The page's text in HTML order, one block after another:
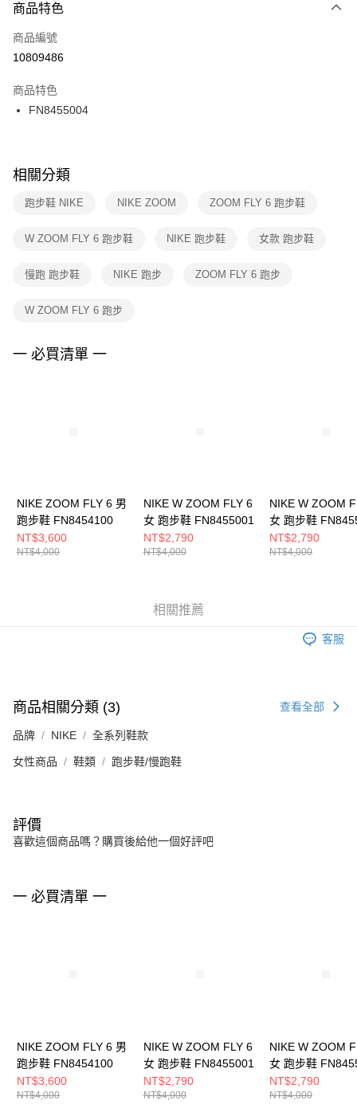
３．安心：先確認商品／服務後，再付款。
【「AFTEE先享後付」結帳流程】
１．於結帳方式選擇「AFTEE先享後付」後，將跳轉至「AFTEE先享後付」
２．訂單成立數日內，您將收到繳費通知簡訊。
３．收到繳費通知簡訊後14天內，點擊此簡訊中的連結，可透過四大超商／
ATM／網路銀行／等多元方式進行付款，方視為交易完成。
※ 交易是否成功請以「AFTEE先享後付 」之結帳頁面顯示為準，若有關於
是否繳費成功／繳費後需取消欲退款等相關疑問，請聯繫「AFTEE先享後付
客戶支援中心」
https://netprotections.freshdesk.com/support/home
１．透過由恩沛科技股份有限公司提供之「AFTEE先享後付」服務完成之交
權轉讓予恩沛科技股份有限公司。
３．未成年的使用者請事先徵得法定代理人或監護人之同意方可使用
４．使用「AFTEE先享後付」時，將依據個別帳號之用戶狀況，依本公司即
每筆NT$100，滿NT$1,500(含以上)免運費
宅配
每筆NT$100，滿NT$1,500(含以上)免運費
商品特色
商品編號
10809486
商品特色
FN8455004
相關分類
跑步鞋 NIKE NIKE ZOOM ZOOM FLY 6 跑步鞋
W ZOOM FLY 6 跑步鞋 NIKE 跑步鞋 女款 跑步鞋
慢跑 跑步鞋 NIKE 跑步 ZOOM FLY 6 跑步
W ZOOM FLY 6 跑步
一 必買清單 一
NIKE ZOOM FLY 6 男
跑步鞋 FN8454100
NT$3,600
NT$4,000
NIKE W ZOOM FLY 6
女 跑步鞋 FN8455001
NT$2,790
NT$4,000
NIKE W ZOOM
女 跑步鞋
NT$2,790
NT$4,000
相關推薦
客服
商品相關分類 (3) 查看全部
品牌 NIKE 全系列鞋款
女性商品 鞋類 跑步鞋/慢跑鞋
評價
喜歡這個商品嗎？購買後給他一個好評吧
一 必買清單 一
NIKE ZOOM FLY 6 男
跑步鞋 FN8454100
NT$3,600
NT$4,000
NIKE W ZOOM FLY 6
女 跑步鞋 FN8455001
NT$2,790
NT$4,000
NIKE W ZOOM
女 跑步鞋
NT$2,790
NT$4,000